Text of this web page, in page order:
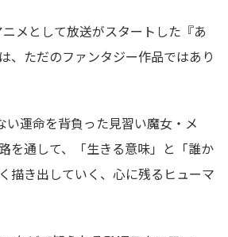
メとして放送がスタートした『あ
、ただのファンタジー作品ではあり
い運命を背負った見習い魔女・メ
を通して、「生きる意味」と「誰か
描き出していく、心に残るヒューマ